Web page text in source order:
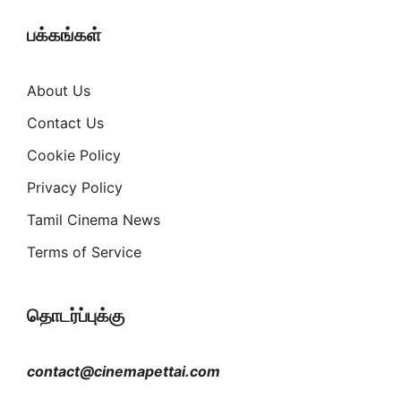
பக்கங்கள்
About Us
Contact Us
Cookie Policy
Privacy Policy
Tamil Cinema News
Terms of Service
தொடர்ப்புக்கு
contact@cinemapettai.com